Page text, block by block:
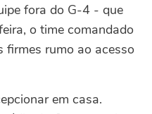
fora do G-4 - que
o time comandado
firmes rumo ao acesso
em casa.